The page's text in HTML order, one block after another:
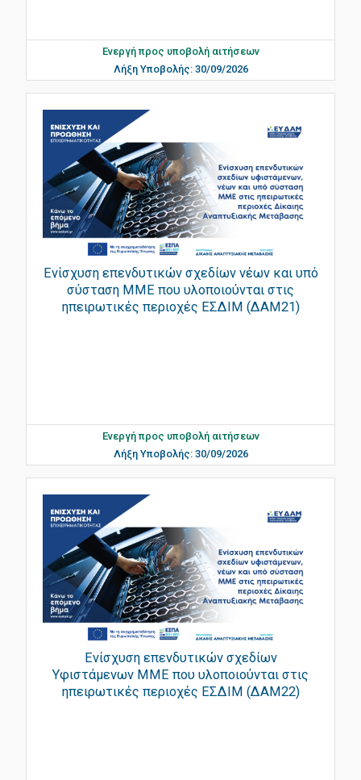
Ενεργή προς υποβολή αιτήσεων
Λήξη Υποβολής: 30/09/2026
Ενίσχυση επενδυτικών σχεδίων νέων και υπό
σύσταση ΜΜΕ που υλοποιούνται στις
ηπειρωτικές περιοχές ΕΣΔΙΜ (ΔΑΜ21)
Ενεργή προς υποβολή αιτήσεων
Λήξη Υποβολής: 30/09/2026
Ενίσχυση επενδυτικών σχεδίων
Υφιστάμενων ΜΜΕ που υλοποιούνται στις
ηπειρωτικές περιοχές ΕΣΔΙΜ (ΔΑΜ22)